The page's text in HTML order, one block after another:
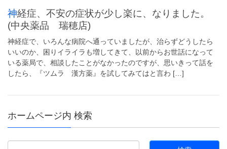
神経症、不安の症状が少し楽に、なりました。
(中央薬品 瑞穂店)
神経症で、いろんな病院へ通っていましたが、治らずどうしたら
いいのか、困りイライラも増してきて、以前からお世話になって
いる薬局で、相談したことがなかったのですが、思いきって話を
したら、『ツムラ 漢方薬』を試してみてはと言わ […]
ホームページ内 検索